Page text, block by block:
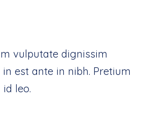
vulputate dignissim
in est ante in nibh. Pretium
leo.